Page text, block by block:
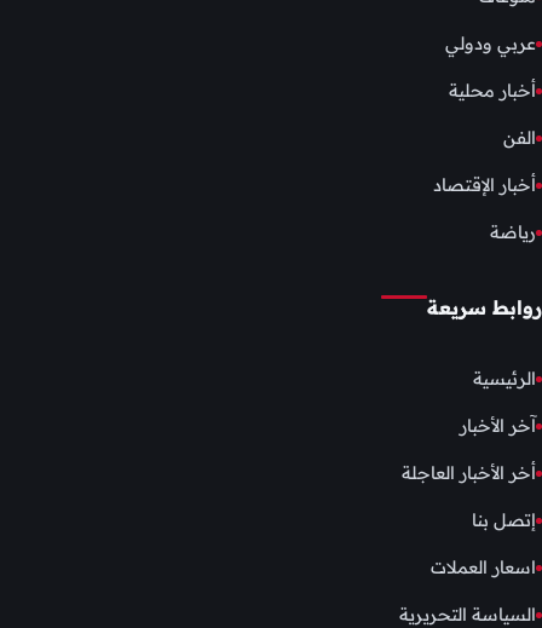
عربي ودولي
أخبار محلية
الفن
أخبار الإقتصاد
رياضة
روابط سريعة
الرئيسية
آخر الأخبار
أخر الأخبار العاجلة
إتصل بنا
اسعار العملات
السياسة التحريرية